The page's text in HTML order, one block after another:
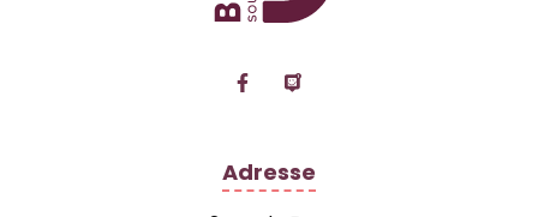
Lien vers le compte Facebook
Lien vers la page
Adresse